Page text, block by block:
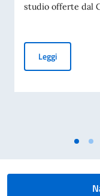
studio offerte dal
LeggiBorse di